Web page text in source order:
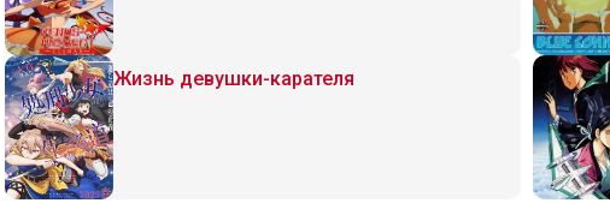
Жизнь девушки-карателя